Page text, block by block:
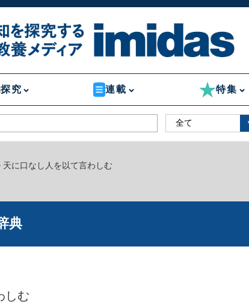
探究 連載 特集
天に口なし人を以て言わしむ
典
しむ